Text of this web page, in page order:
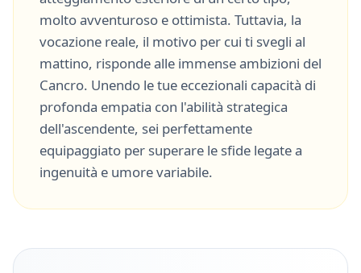
moltoavventuroso e ottimista. Tuttavia, la
vocazione reale, il motivo per cui ti svegli al
mattino, risponde alle immense ambizioni del
Cancro. Unendo le tue eccezionali capacità di
profonda empatia con l'abilità strategica
dell'ascendente, sei perfettamente
equipaggiato per superare le sfide legate a
ingenuità e umore variabile.